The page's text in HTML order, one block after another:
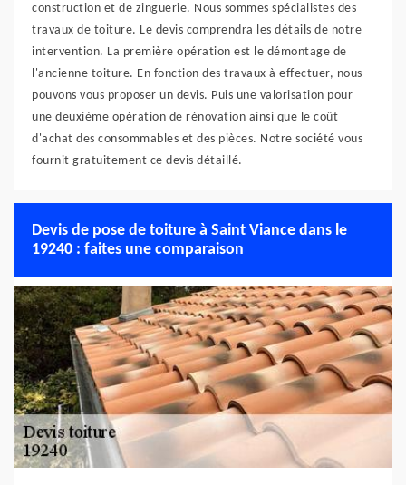
construction et de zinguerie. Nous sommes spécialistes des
travaux de toiture. Le devis comprendra les détails de notre
intervention. La première opération est le démontage de
l'ancienne toiture. En fonction des travaux à effectuer, nous
pouvons vous proposer un devis. Puis une valorisation pour
une deuxième opération de rénovation ainsi que le coût
d'achat des consommables et des pièces. Notre société vous
fournit gratuitement ce devis détaillé.
Devis de pose de toiture à Saint Viance dans le
19240 : faites une comparaison